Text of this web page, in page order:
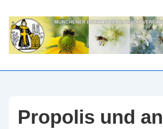
Zum
Inhalt
Propolis und